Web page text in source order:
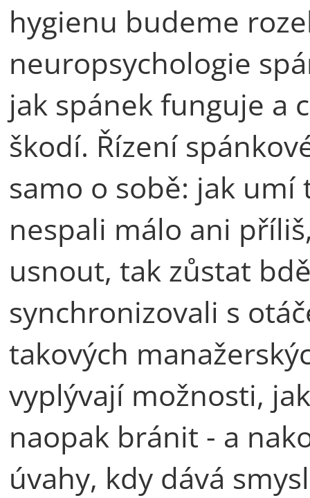
hygienu budeme
neuropsychologie
jak spánek funguje a
škodí. Řízení
samo o sobě: jak
nespali málo ani
usnout, tak zůstat
synchronizovali s
takových
vyplývají možnosti,
naopak bránit - a
úvahy, kdy dává